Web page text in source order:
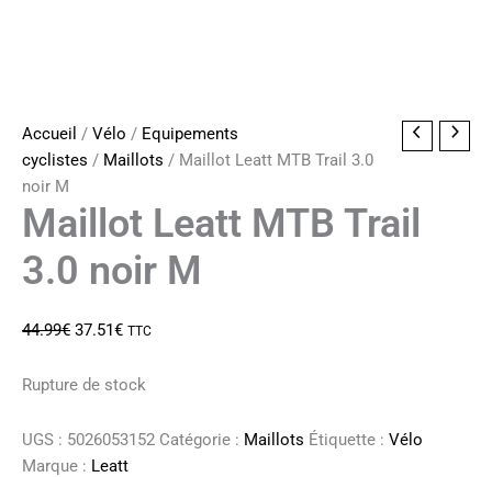
Accueil / Vélo / Equipements
cyclistes / Maillots / Maillot Leatt MTB Trail 3.0
noir M
Maillot Leatt MTB Trail
3.0 noir M
44.99€ Le
initial
44.99€.
37.51€Le
actuel
37.51€.
TTC
Rupture de stock
UGS : 5026053152 Catégorie : Maillots Étiquette : Vélo
Marque : Leatt